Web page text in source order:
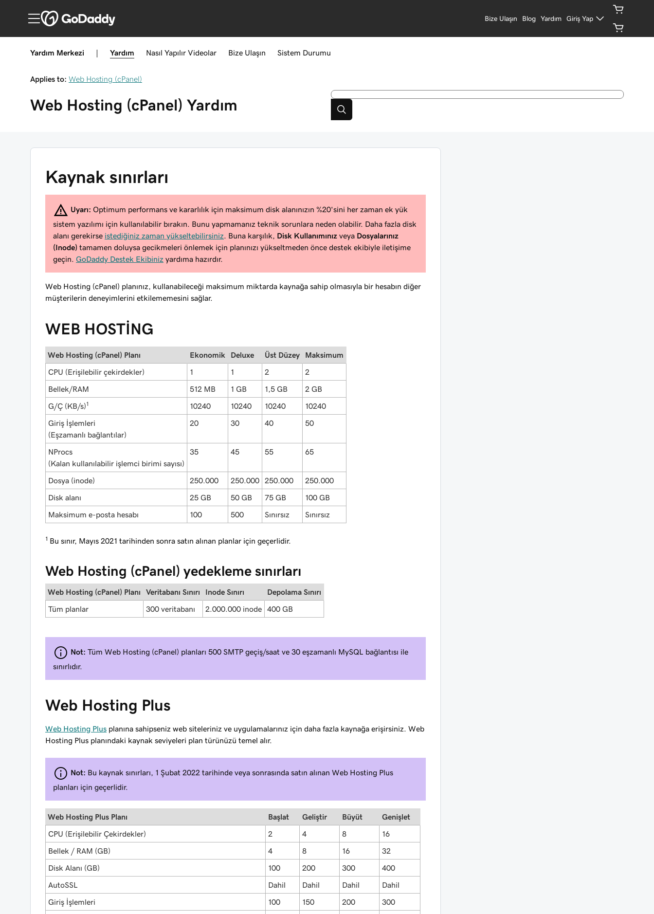
Bize Ulaşın Blog Yardım Giriş Yap
Yardım Merkezi Yardım Nasıl Yapılır Videolar Bize Ulaşın Sistem Durumu
Applies to: Web Hosting (cPanel)
Web Hosting (cPanel) Yardım
Kaynak sınırları
Uyarı: Optimum performans ve kararlılık için maksimum disk alanınızın %20'sini her zaman ek yük
sistem yazılımı için kullanılabilir bırakın. Bunu yapmamanız teknik sorunlara neden olabilir. Daha fazla disk
alanı gerekirse istediğiniz zaman yükseltebilirsiniz . Buna karşılık, Disk Kullanımınız veya Dosyalarınız
(Inode) tamamen doluysa gecikmeleri önlemek için planınızı yükseltmeden önce destek ekibiyle iletişime
geçin. GoDaddy Destek Ekibiniz yardıma hazırdır.
Web Hosting (cPanel) planınız, kullanabileceği maksimum miktarda kaynağa sahip olmasıyla bir hesabın diğer
müşterilerin deneyimlerini etkilememesini sağlar.
WEB HOSTİNG
Web Hosting (cPanel) Planı Ekonomik Deluxe Üst Düzey Maksimum
CPU (Erişilebilir çekirdekler) 1 1 2 2
Bellek/RAM 512 MB 1 GB 1,5 GB 2 GB
G/Ç (KB/s)1 10240 10240 10240 10240
Giriş İşlemleri
(Eşzamanlı bağlantılar)
20 30 40 50
NProcs
(Kalan kullanılabilir işlemci birimi sayısı)
35 45 55 65
Dosya (inode) 250.000 250.000 250.000 250.000
Disk alanı 25 GB 50 GB 75 GB 100 GB
Maksimum e-posta hesabı 100 500 Sınırsız Sınırsız
1 Bu sınır, Mayıs 2021 tarihinden sonra satın alınan planlar için geçerlidir.
Web Hosting (cPanel) yedekleme sınırları
Web Hosting (cPanel) Planı Veritabanı Sınırı Inode Sınırı Depolama Sınırı
Tüm planlar 300 veritabanı 2.000.000 inode 400 GB
Not: Tüm Web Hosting (cPanel) planları 500 SMTP geçiş/saat ve 30 eşzamanlı MySQL bağlantısı ile
sınırlıdır.
Web Hosting Plus
Web Hosting Plus planına sahipseniz web siteleriniz ve uygulamalarınız için daha fazla kaynağa erişirsiniz. Web
Hosting Plus planındaki kaynak seviyeleri plan türünüzü temel alır.
Not: Bu kaynak sınırları, 1 Şubat 2022 tarihinde veya sonrasında satın alınan Web Hosting Plus
planları için geçerlidir.
Web Hosting Plus Planı Başlat Geliştir Büyüt Genişlet
CPU (Erişilebilir Çekirdekler) 2 4 8 16
Bellek / RAM (GB) 4 8 16 32
Disk Alanı (GB) 100 200 300 400
AutoSSL Dahil Dahil Dahil Dahil
Giriş İşlemleri 100 150 200 300